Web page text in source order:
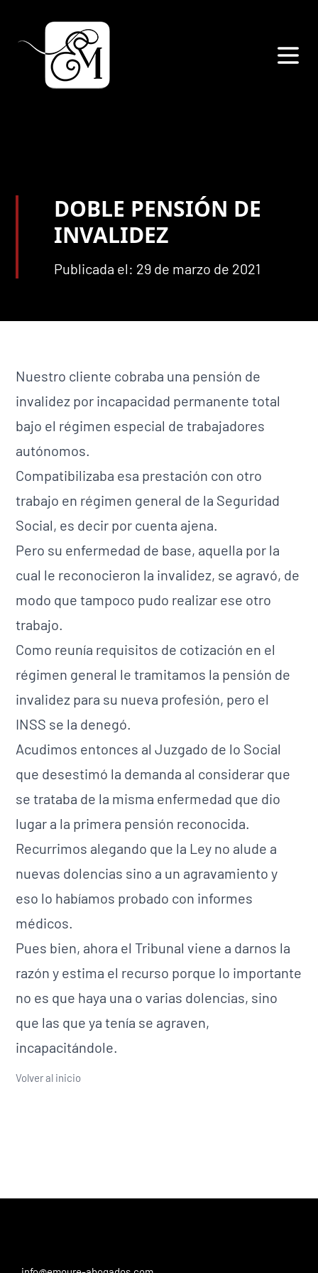
DOBLE PENSIÓN DE
INVALIDEZ
Publicada el: 29 de marzo de 2021
Nuestro cliente cobraba una pensión de
invalidez por incapacidad permanente total
bajo el régimen especial de trabajadores
autónomos.
Compatibilizaba esa prestación con otro
trabajo en régimen general de la Seguridad
Social, es decir por cuenta ajena.
Pero su enfermedad de base, aquella por la
cual le reconocieron la invalidez, se agravó, de
modo que tampoco pudo realizar ese otro
trabajo.
Como reunía requisitos de cotización en el
régimen general le tramitamos la pensión de
invalidez para su nueva profesión, pero el
INSS se la denegó.
Acudimos entonces al Juzgado de lo Social
que desestimó la demanda al considerar que
se trataba de la misma enfermedad que dio
lugar a la primera pensión reconocida.
Recurrimos alegando que la Ley no alude a
nuevas dolencias sino a un agravamiento y
eso lo habíamos probado con informes
médicos.
Pues bien, ahora el Tribunal viene a darnos la
razón y estima el recurso porque lo importante
no es que haya una o varias dolencias, sino
que las que ya tenía se agraven,
incapacitándole.
Volver al inicio